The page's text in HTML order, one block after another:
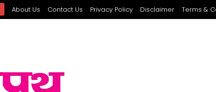
About Us Contact Us Privacy Policy Disclaimer Terms &